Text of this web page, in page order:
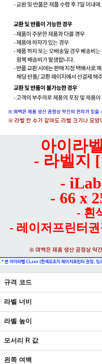
아이라
- 라벨지
-
- 66 x
- 흰
- 레이저프린터
규격 코드
라벨 너비
라벨 높이
모서리 R 값
왼쪽 여백